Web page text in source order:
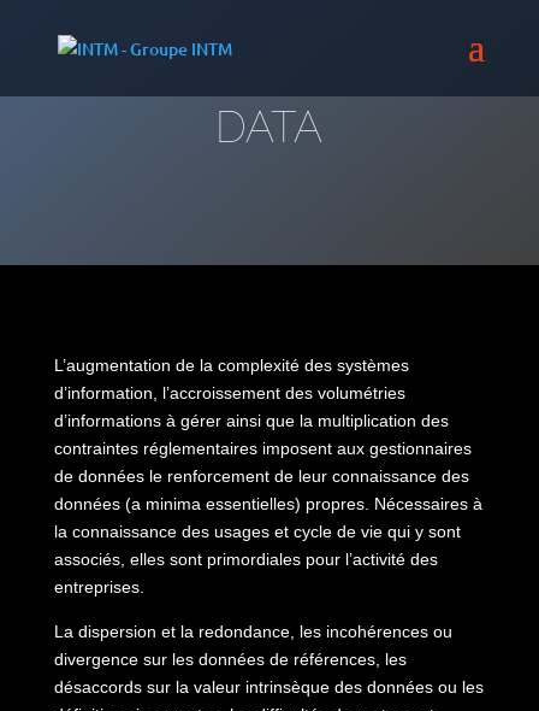
DATA
L’augmentation de la complexité des systèmes
d’information, l’accroissement des volumétries
d’informations à gérer ainsi que la multiplication des
contraintes réglementaires imposent aux gestionnaires
de données le renforcement de leur connaissance des
données (a minima essentielles) propres. Nécessaires à
la connaissance des usages et cycle de vie qui y sont
associés, elles sont primordiales pour l’activité des
entreprises.
La dispersion et la redondance, les incohérences ou
divergence sur les données de références, les
désaccords sur la valeur intrinsèque des données ou les